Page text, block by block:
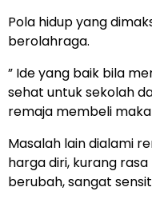
Pola hidup yang
berolahraga.
” Ide yang baik bila
sehat untuk sekolah
remaja membeli
Masalah lain dialami
harga diri, kurang
berubah, sangat